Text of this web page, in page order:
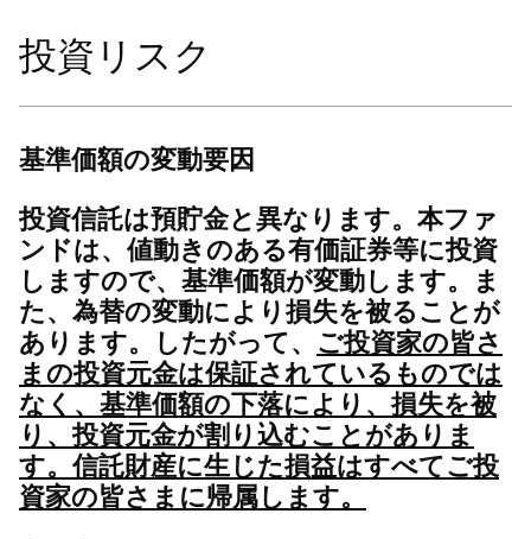
投資リスク
基準価額の変動要因
投資信託は預貯金と異なります。本ファ
ンドは、値動きのある有価証券等に投資
しますので、基準価額が変動します。ま
た、為替の変動により損失を被ることが
あります。したがって、 ご投資家の皆さ
まの投資元金は保証されているものでは
なく、基準価額の下落により、損失を被
り、投資元金が割り込むことがありま
す。信託財産に生じた損益はすべてご投
資家の皆さまに帰属します。